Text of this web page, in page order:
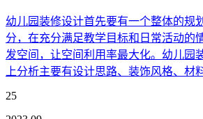
幼儿园装修设计首先要有一个整体的规
分，在充分满足教学目标和日常活动的
发空间，让空间利用率最大化。幼儿园
上分析主要有设计思路、装饰风格、材
25